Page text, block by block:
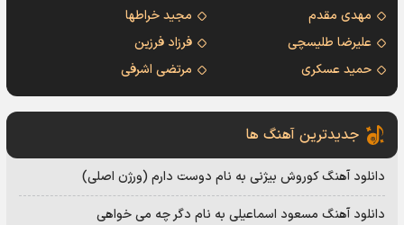
مهدی مقدم
مجید خراطها
علیرضا طلیسچی
فرزاد فرزین
حمید عسکری
مرتضی اشرفی
جدیدترین آهنگ ها
دانلود آهنگ کوروش بیژنی به نام دوست دارم (ورژن اصلی)
دانلود آهنگ مسعود اسماعیلی به نام دگر چه می خواهی